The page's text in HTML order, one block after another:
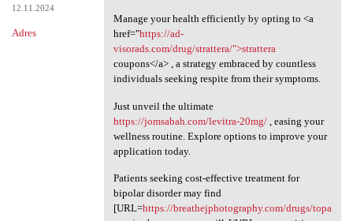
12.11.2024
Adres
Manage your health efficiently by opting to <a
href="https://ad-
visorads.com/drug/strattera/">strattera
coupons</a> , a strategy embraced by countless
individuals seeking respite from their symptoms.
Just unveil the ultimate
https://jomsabah.com/levitra-20mg/, easing your
wellness routine. Explore options to improve your
application today.
Patients seeking cost-effective treatment for
bipolar disorder may find
[URL=https://breathejphotography.com/drugs/topa